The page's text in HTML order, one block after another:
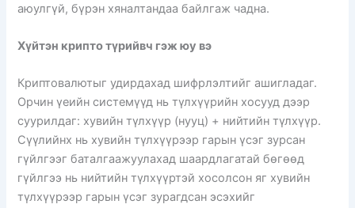
аюулгүй, бүрэн хяналтандаа байлгаж чадна.
Хүйтэн крипто түрийвч гэж юу вэ
Криптовалютыг удирдахад шифрлэлтийг ашигладаг.
Орчин үеийн системүүд нь түлхүүрийн хосууд дээр
суурилдаг: хувийн түлхүүр (нууц) + нийтийн түлхүүр.
Сүүлийнх нь хувийн түлхүүрээр гарын үсэг зурсан
гүйлгээг баталгаажуулахад шаардлагатай бөгөөд
гүйлгээ нь нийтийн түлхүүртэй хосолсон яг хувийн
түлхүүрээр гарын үсэг зурагдсан эсэхийг